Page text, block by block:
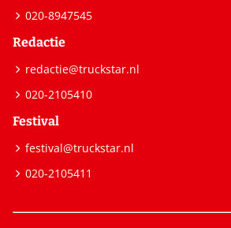
020-8947545
Redactie
redactie@truckstar.nl
020-2105410
Festival
festival@truckstar.nl
020-2105411